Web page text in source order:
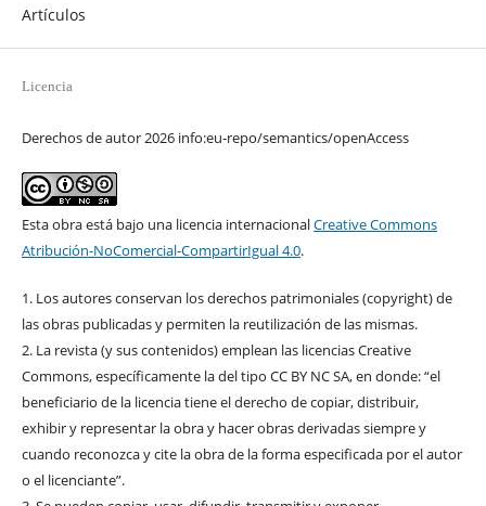
Artículos
Licencia
Derechos de autor 2026 info:eu-repo/semantics/openAccess
Esta obra está bajo una licencia internacionalCreative Commons
Atribución-NoComercial-CompartirIgual 4.0.
1. Los autores conservan los derechos patrimoniales (copyright) de
las obras publicadas y permiten la reutilización de las mismas.
2. La revista (y sus contenidos) emplean las licencias Creative
Commons, específicamente la del tipo CC BY NC SA, en donde: “el
beneficiario de la licencia tiene el derecho de copiar, distribuir,
exhibir y representar la obra y hacer obras derivadas siempre y
cuando reconozca y cite la obra de la forma especificada por el autor
o el licenciante”.